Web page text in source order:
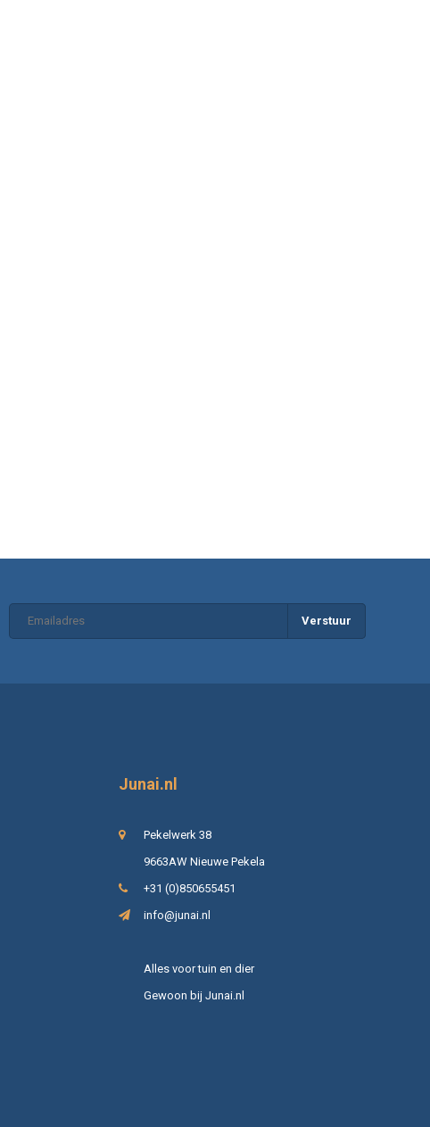
Verstuur
Junai.nl
Pekelwerk 38
9663AW Nieuwe Pekela
+31 (0)850655451
info@junai.nl
Alles voor tuin en dier
Gewoon bij Junai.nl